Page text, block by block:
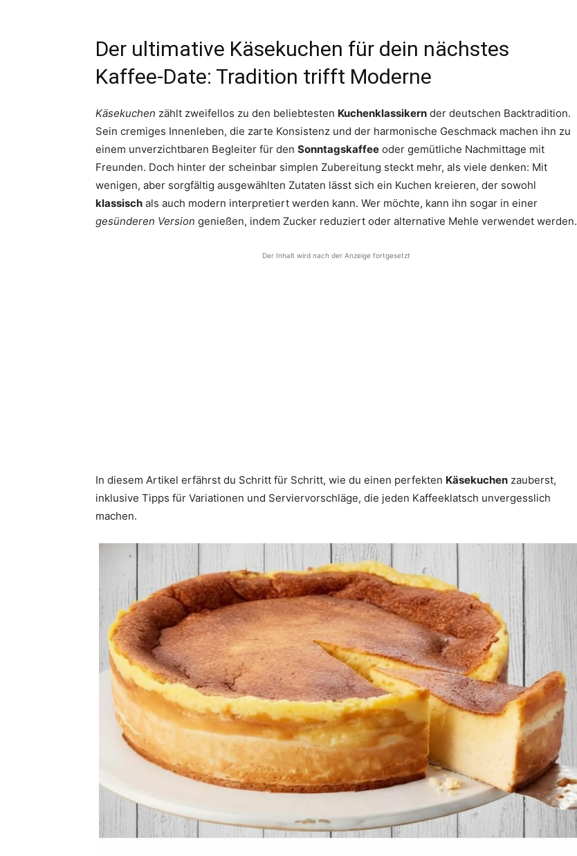
Der ultimative Käsekuchen für dein nächstes
Kaffee-Date: Tradition trifft Moderne
Käsekuchen zählt zweifellos zu den beliebtesten Kuchenklassikern der deutschen Backtradition.
Sein cremiges Innenleben, die zarte Konsistenz und der harmonische Geschmack machen ihn zu
einem unverzichtbaren Begleiter für den Sonntagskaffee oder gemütliche Nachmittage mit
Freunden. Doch hinter der scheinbar simplen Zubereitung steckt mehr, als viele denken: Mit
wenigen, aber sorgfältig ausgewählten Zutaten lässt sich ein Kuchen kreieren, der sowohl
klassisch als auch modern interpretiert werden kann. Wer möchte, kann ihn sogar in einer
gesünderen Version genießen, indem Zucker reduziert oder alternative Mehle verwendet werden.
Der Inhalt wird nach der Anzeige fortgesetzt
In diesem Artikel erfährst du Schritt für Schritt, wie du einen perfekten Käsekuchen zauberst,
inklusive Tipps für Variationen und Serviervorschläge, die jeden Kaffeeklatsch unvergesslich
machen.